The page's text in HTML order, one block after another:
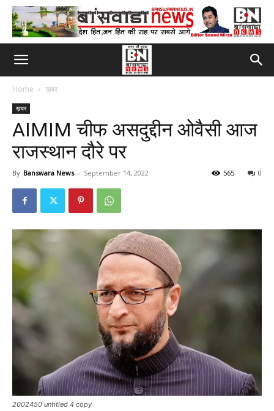
Home ख़बर
ख़बर
AIMIM चीफ असदुद्दीन ओवैसी आज
राजस्थान दौरे पर
By Banswara News - September 14, 2022 0
565
2002450 untitled 4 copy